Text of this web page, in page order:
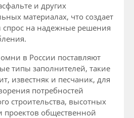
и других
материалах, что создает
спрос на надежные решения
в России поставляют
типы заполнителей, такие
известняк и песчаник, для
потребностей
строительства, высотных
проектов общественной